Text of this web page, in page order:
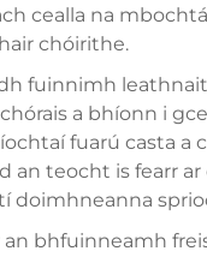
cealla na
chóirithe.
fuinnimh
a bhíonn i
fuarú casta
an teocht is fearr
doimhneanna
bhfuinneamh